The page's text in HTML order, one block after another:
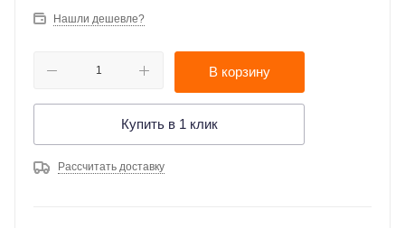
Нашли дешевле?
В корзину
Купить в 1 клик
Рассчитать доставку